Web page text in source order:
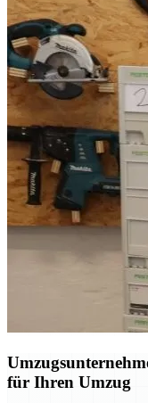
für Ihren Umzug